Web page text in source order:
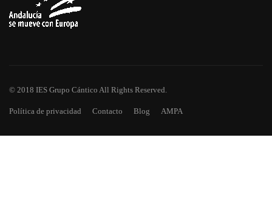
© 2018 IES Grupo Cántico All Rights Reserved.
Política de privacidad Contacto Blog AMPA